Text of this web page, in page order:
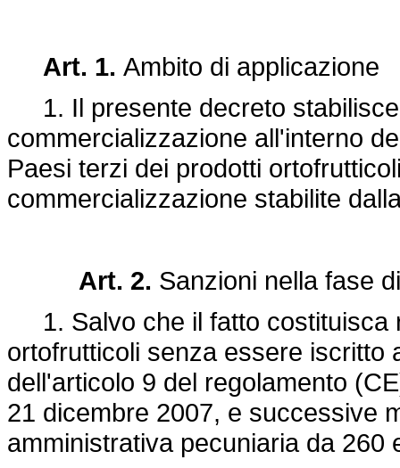
Art. 1. Ambito di applicazione
1. Il presente decreto
commercializzazione all'interno
Paesi terzi dei prodotti
commercializzazione stabilite
Art. 2. Sanzioni nella fase
1. Salvo che il fatto costituisca
ortofrutticoli senza essere iscritto
dell'articolo 9 del regolamento
21 dicembre 2007, e successive
amministrativa pecuniaria da